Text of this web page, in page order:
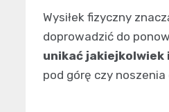
Wysiłek fizyczny
doprowadzić do
unikać
pod górę czy